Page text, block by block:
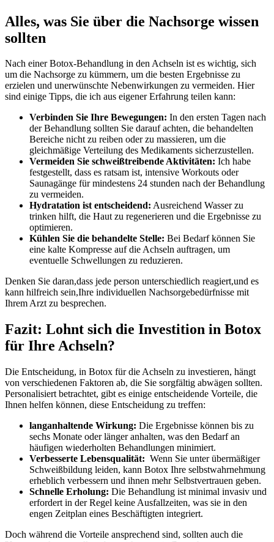
Alles, was Sie ⁢über die Nachsorge wissen
sollten
Nach einer Botox-Behandlung in den Achseln ist es wichtig, sich
um‍ die Nachsorge zu kümmern, um die besten Ergebnisse zu
erzielen und unerwünschte Nebenwirkungen zu vermeiden. Hier
sind einige Tipps, die ich aus eigener ​Erfahrung‍ teilen kann:
Verbinden‍ Sie Ihre Bewegungen: In ⁤den ersten Tagen nach⁣
der Behandlung sollten Sie darauf achten, die behandelten
Bereiche nicht zu reiben ‌oder zu massieren, um die
gleichmäßige Verteilung des Medikaments sicherzustellen.
Vermeiden Sie schweißtreibende Aktivitäten: Ich habe
festgestellt,⁣ dass es ratsam ist, ‌intensive Workouts oder⁤
Saunagänge für mindestens 24 stunden ⁤nach der Behandlung
‌zu vermeiden.
Hydratation ist entscheidend: Ausreichend Wasser ‌zu
trinken‌ hilft, die⁤ Haut zu‍ regenerieren und die Ergebnisse zu
optimieren.
Kühlen Sie die behandelte Stelle: Bei Bedarf können ⁣Sie
eine kalte Kompresse auf die ⁣Achseln‍ auftragen, um
eventuelle Schwellungen zu reduzieren.
Denken Sie daran,dass jede person unterschiedlich reagiert,und es
kann hilfreich sein,Ihre individuellen Nachsorgebedürfnisse mit
Ihrem ⁣Arzt zu ⁣besprechen.
Fazit: Lohnt sich ‌die Investition⁢ in Botox
für Ihre Achseln?
Die Entscheidung, in Botox für die Achseln zu​ investieren, hängt
von verschiedenen Faktoren ab, die Sie sorgfältig ‌abwägen sollten.
Personalisiert betrachtet, gibt es einige entscheidende Vorteile, die
Ihnen helfen können,‌ diese⁤ Entscheidung zu treffen:
langanhaltende Wirkung: Die Ergebnisse können bis zu
sechs Monate oder länger anhalten, was den Bedarf an
häufigen wiederholten Behandlungen minimiert.
Verbesserte Lebensqualität: ⁣ Wenn Sie unter übermäßiger
Schweißbildung leiden, kann Botox Ihre ⁤selbstwahrnehmung
erheblich verbessern und ihnen​ mehr Selbstvertrauen geben.
Schnelle Erholung: Die ⁢Behandlung ist minimal invasiv und
erfordert in der Regel keine Ausfallzeiten, was sie in den
engen Zeitplan eines Beschäftigten integriert.
Doch während die Vorteile ansprechend ⁣sind, ​sollten auch die